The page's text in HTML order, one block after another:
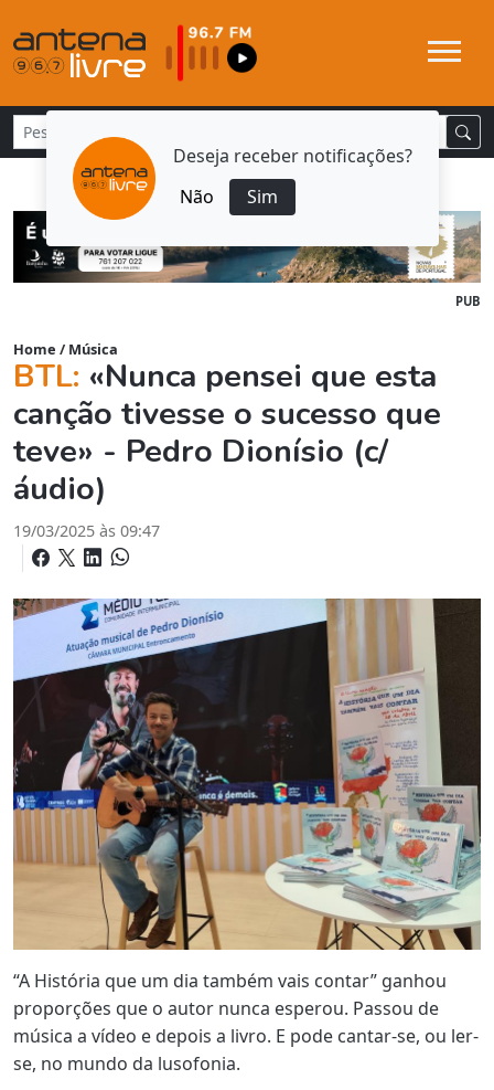
Deseja receber notificações?
Não
Sim
PUB
Home / Música
BTL: «Nunca pensei que esta
canção tivesse o sucesso que
teve» - Pedro Dionísio (c/
áudio)
19/03/2025 às 09:47
“A História que um dia também vais contar” ganhou
proporções que o autor nunca esperou. Passou de
música a vídeo e depois a livro. E pode cantar-se, ou ler-
se, no mundo da lusofonia.